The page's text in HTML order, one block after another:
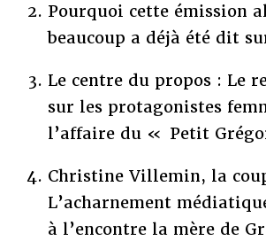
Pourquoi cette émission
beaucoup a déjà été dit
Le centre du propos : Le
sur les protagonistes
l’affaire du « Petit
Christine Villemin, la
L’acharnement
à l’encontre la mère de